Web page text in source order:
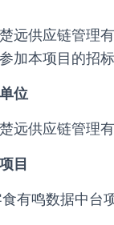
远供应链管理
加本项目的招标
位
远供应链管理
目
食有鸣数据中台